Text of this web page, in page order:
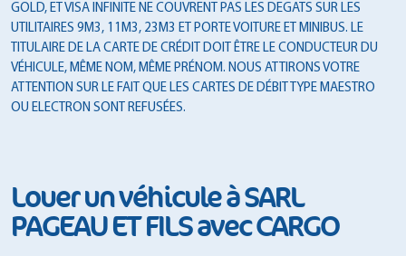
GOLD, ET VISA INFINITE NE COUVRENT PAS LES DEGATS SUR LES
UTILITAIRES 9M3, 11M3, 23M3 ET PORTE VOITURE ET MINIBUS. LE
TITULAIRE DE LA CARTE DE CRÉDIT DOIT ÊTRE LE CONDUCTEUR DU
VÉHICULE, MÊME NOM, MÊME PRÉNOM. NOUS ATTIRONS VOTRE
ATTENTION SUR LE FAIT QUE LES CARTES DE DÉBIT TYPE MAESTRO
OU ELECTRON SONT REFUSÉES.
Louer un véhicule à SARL
PAGEAU ET FILS avec CARGO